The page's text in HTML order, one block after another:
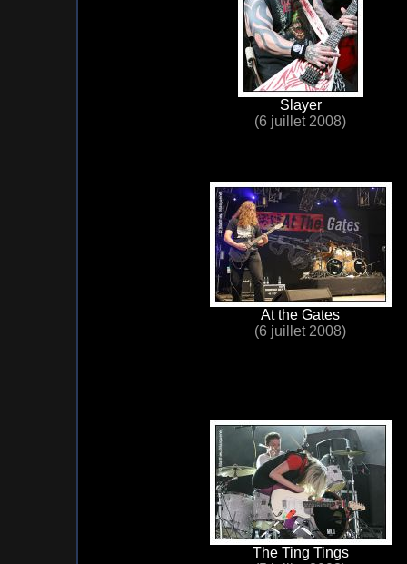
Slayer
(6 juillet 2008)
At the Gates
(6 juillet 2008)
The Ting Tings